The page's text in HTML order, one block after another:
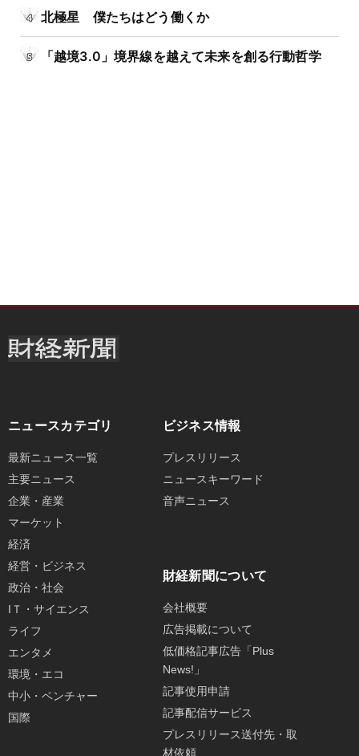
北極星 僕たちはどう働くか
「越境3.0」境界線を越えて未来を創る行動哲学
ニュースカテゴリ
最新ニュース一覧
主要ニュース
企業・産業
マーケット
経済
経営・ビジネス
政治・社会
IＴ・サイエンス
ライフ
エンタメ
環境・エコ
中小・ベンチャー
国際
ビジネス情報
プレスリリース
ニュースキーワード
音声ニュース
財経新聞について
会社概要
広告掲載について
低価格記事広告「Plus
News!」
記事使用申請
記事配信サービス
プレスリリース送付先・取
材依頼